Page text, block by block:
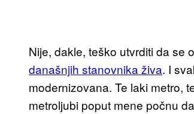
Nije, dakle, teško utvrditi da se
današnjih stanovnika živa. I
modernizovana. Te laki metro,
metroljubi poput mene počnu